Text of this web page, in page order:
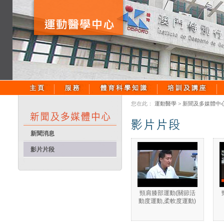
新聞消息
影片片段
您在此： 運動醫學 > 新聞及多媒體中
頸肩膝部運動(關節活
動度運動,柔軟度運動)